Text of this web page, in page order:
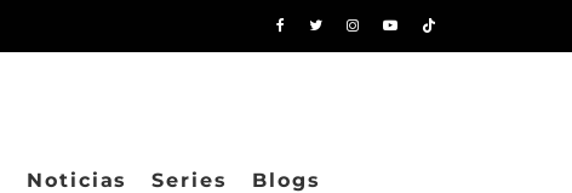
Noticias Series Blogs